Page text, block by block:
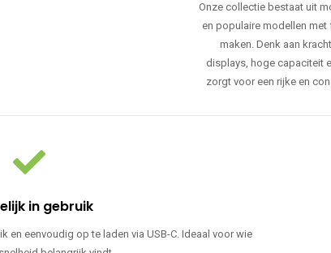
Onze collectie bestaat uit
en populaire modellen met
maken. Denk aan
displays, hoge capaciteit
zorgt voor een rijke en
in gebruik
en eenvoudig op te laden via USB-C. Ideaal voor wie